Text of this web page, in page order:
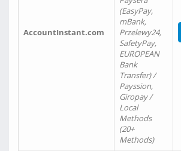
AccountInstant.com
(EasyPay,
mBank,
Przelewy24,
SafetyPay,
EUROPEAN
Bank
Transfer) /
Payssion,
Giropay /
Local
Methods
(20+
Methods)